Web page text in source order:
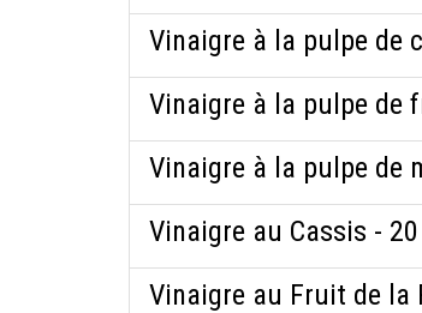
Vinaigre à la pulpe de
Vinaigre à la pulpe de
Vinaigre à la pulpe de
Vinaigre au Cassis -
Vinaigre au Fruit de la